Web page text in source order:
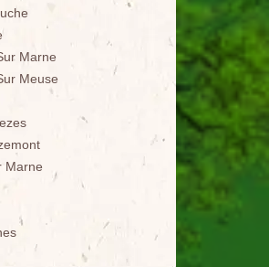
Marne
Meuse
Marne